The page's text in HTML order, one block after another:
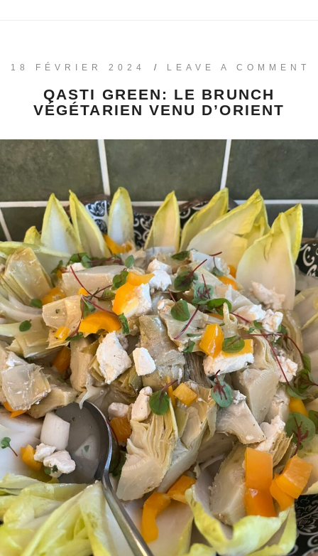
18 FÉVRIER 2024 / LEAVE A COMMENT
QASTI GREEN: LE BRUNCH
VÉGÉTARIEN VENU D’ORIENT